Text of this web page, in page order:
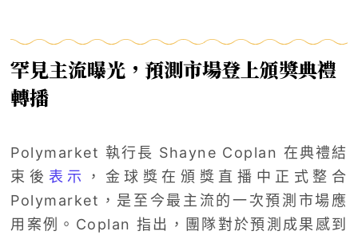
罕見主流曝光，預測市場登上頒獎典禮
轉播
Polymarket 執行長 Shayne Coplan 在典禮結
束後 表示
，金球獎在頒獎直播中正式整合
Polymarket，是至今最主流的一次預測市場應
用案例。Coplan 指出，團隊對於預測成果感到